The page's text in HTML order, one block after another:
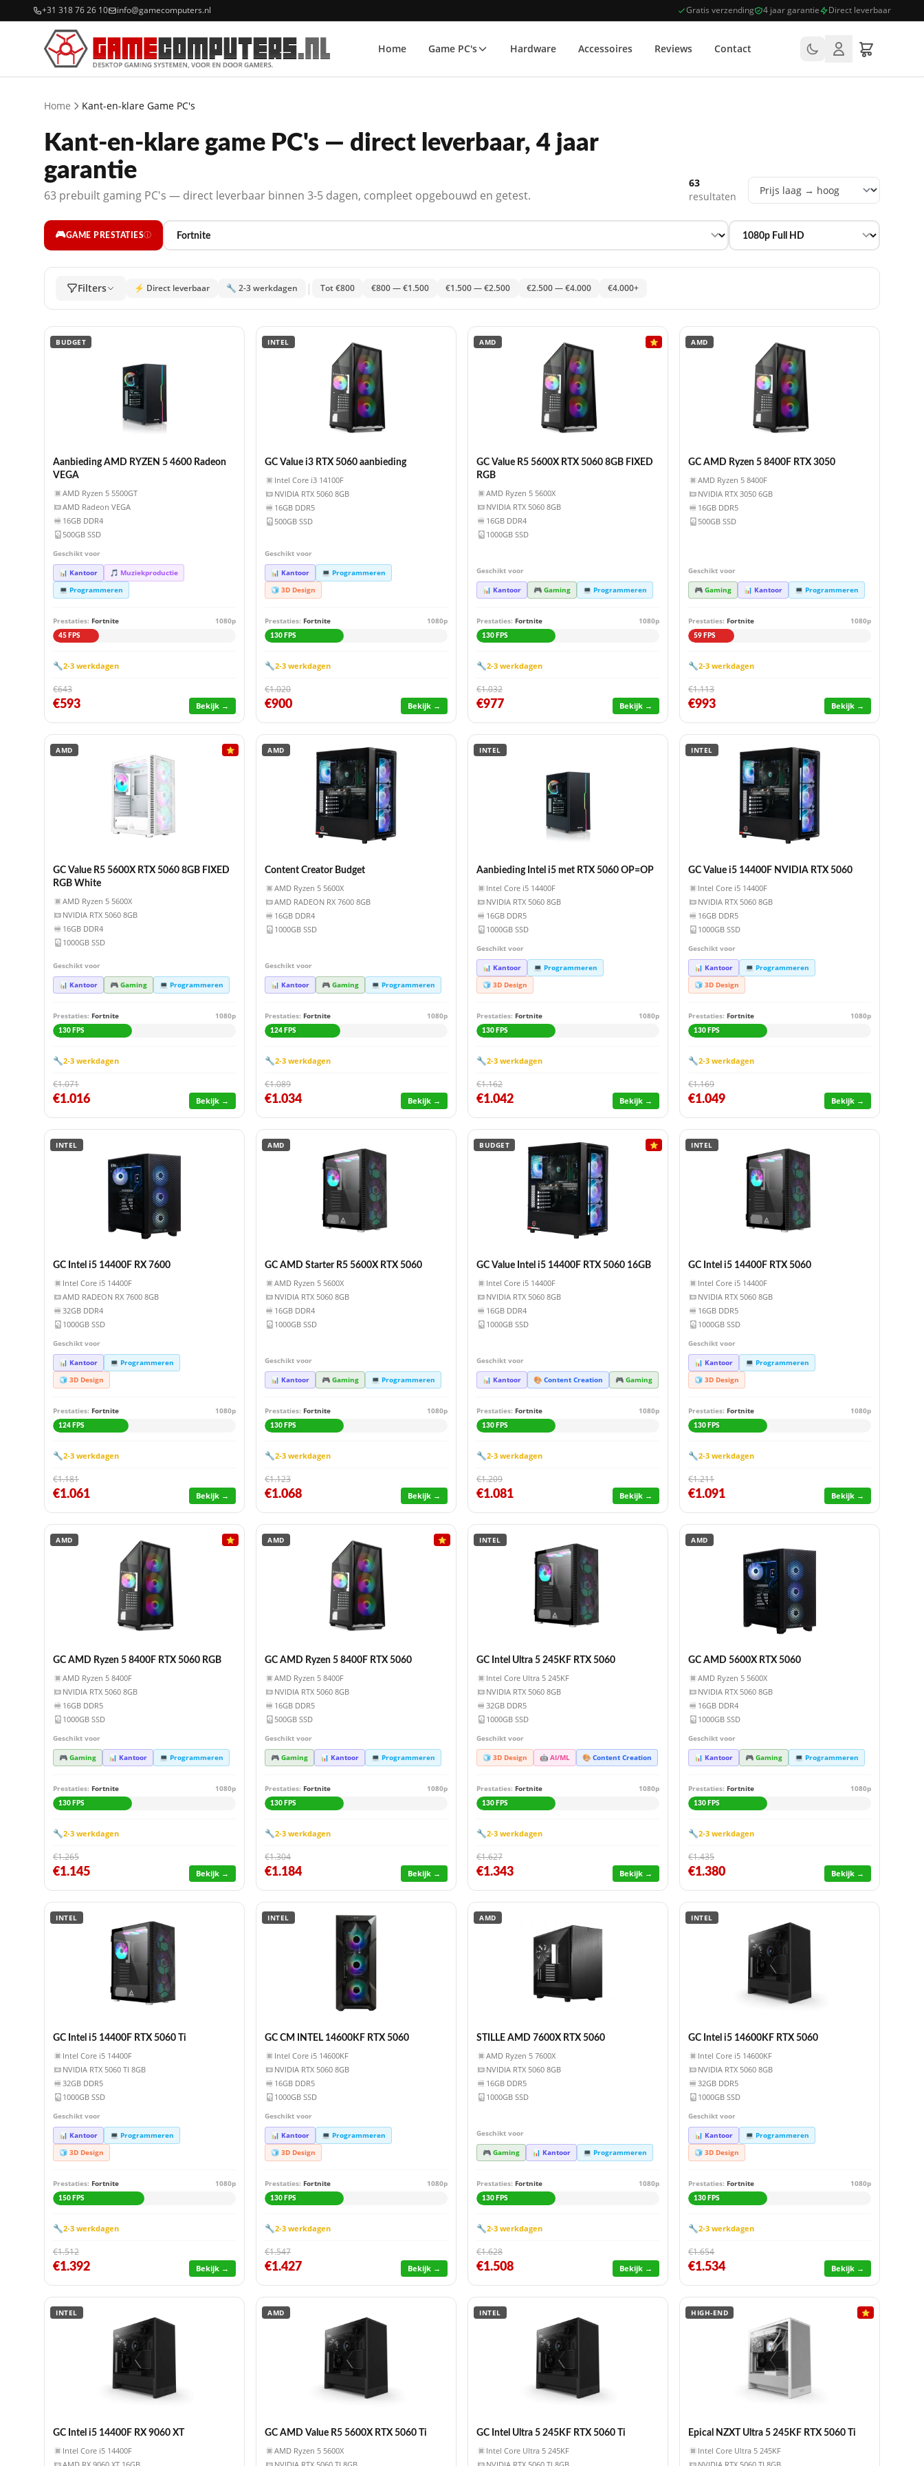
+31 318 76 26 10 info@gamecomputers.nl Gratis verzending 4 jaar garantie Direct leverbaar
Home Game PC's Hardware Accessoires Reviews Contact
Home Kant-en-klare Game PC's
Kant-en-klare game PC's — direct leverbaar, 4 jaar
garantie
63 prebuilt gaming PC's — direct leverbaar binnen 3-5 dagen, compleet opgebouwd en getest.
63
resultaten
🎮GAME PRESTATIESⓘ
Filters ⚡ Direct leverbaar 🔧 2-3 werkdagen | Tot €800 €800 — €1.500 €1.500 — €2.500 €2.500 — €4.000 €4.000+
BUDGET
Aanbieding AMD RYZEN 5 4600 Radeon
VEGA
AMD Ryzen 5 5500GT
AMD Radeon VEGA
16GB DDR4
500GB SSD
Geschikt voor
📊 Kantoor
🎵 Muziekproductie
💻 Programmeren
Prestaties: Fortnite 1080p
45 FPS
🔧2-3 werkdagen
€643
€593 Bekijk →
INTEL
GC Value i3 RTX 5060 aanbieding
Intel Core i3 14100F
NVIDIA RTX 5060 8GB
16GB DDR5
500GB SSD
Geschikt voor
📊 Kantoor
💻 Programmeren
🧊 3D Design
Prestaties: Fortnite 1080p
130 FPS
🔧2-3 werkdagen
€1.020
€900 Bekijk →
AMD ⭐
GC Value R5 5600X RTX 5060 8GB FIXED
RGB
AMD Ryzen 5 5600X
NVIDIA RTX 5060 8GB
16GB DDR4
1000GB SSD
Geschikt voor
📊 Kantoor
🎮 Gaming 💻 Programmeren
Prestaties: Fortnite 1080p
130 FPS
🔧2-3 werkdagen
€1.032
€977 Bekijk →
AMD
GC AMD Ryzen 5 8400F RTX 3050
AMD Ryzen 5 8400F
NVIDIA RTX 3050 6GB
16GB DDR5
500GB SSD
Geschikt voor
🎮 Gaming
📊 Kantoor 💻 Programmeren
Prestaties: Fortnite 1080p
59 FPS
🔧2-3 werkdagen
€1.113
€993 Bekijk →
AMD ⭐
GC Value R5 5600X RTX 5060 8GB FIXED
RGB White
AMD Ryzen 5 5600X
NVIDIA RTX 5060 8GB
16GB DDR4
1000GB SSD
Geschikt voor
📊 Kantoor
🎮 Gaming 💻 Programmeren
Prestaties: Fortnite 1080p
130 FPS
🔧2-3 werkdagen
€1.071
€1.016 Bekijk →
AMD
Content Creator Budget
AMD Ryzen 5 5600X
AMD RADEON RX 7600 8GB
16GB DDR4
1000GB SSD
Geschikt voor
📊 Kantoor
🎮 Gaming 💻 Programmeren
Prestaties: Fortnite 1080p
124 FPS
🔧2-3 werkdagen
€1.089
€1.034 Bekijk →
INTEL
Aanbieding Intel i5 met RTX 5060 OP=OP
Intel Core i5 14400F
NVIDIA RTX 5060 8GB
16GB DDR5
1000GB SSD
Geschikt voor
📊 Kantoor
💻 Programmeren
🧊 3D Design
Prestaties: Fortnite 1080p
130 FPS
🔧2-3 werkdagen
€1.162
€1.042 Bekijk →
INTEL
GC Value i5 14400F NVIDIA RTX 5060
Intel Core i5 14400F
NVIDIA RTX 5060 8GB
16GB DDR5
1000GB SSD
Geschikt voor
📊 Kantoor
💻 Programmeren
🧊 3D Design
Prestaties: Fortnite 1080p
130 FPS
🔧2-3 werkdagen
€1.169
€1.049 Bekijk →
INTEL
GC Intel i5 14400F RX 7600
Intel Core i5 14400F
AMD RADEON RX 7600 8GB
32GB DDR4
1000GB SSD
Geschikt voor
📊 Kantoor
💻 Programmeren
🧊 3D Design
Prestaties: Fortnite 1080p
124 FPS
🔧2-3 werkdagen
€1.181
€1.061 Bekijk →
AMD
GC AMD Starter R5 5600X RTX 5060
AMD Ryzen 5 5600X
NVIDIA RTX 5060 8GB
16GB DDR4
1000GB SSD
Geschikt voor
📊 Kantoor
🎮 Gaming 💻 Programmeren
Prestaties: Fortnite 1080p
130 FPS
🔧2-3 werkdagen
€1.123
€1.068 Bekijk →
BUDGET ⭐
GC Value Intel i5 14400F RTX 5060 16GB
Intel Core i5 14400F
NVIDIA RTX 5060 8GB
16GB DDR4
1000GB SSD
Geschikt voor
📊 Kantoor
🎨 Content Creation 🎮 Gaming
Prestaties: Fortnite 1080p
130 FPS
🔧2-3 werkdagen
€1.209
€1.081 Bekijk →
INTEL
GC Intel i5 14400F RTX 5060
Intel Core i5 14400F
NVIDIA RTX 5060 8GB
16GB DDR5
1000GB SSD
Geschikt voor
📊 Kantoor
💻 Programmeren
🧊 3D Design
Prestaties: Fortnite 1080p
130 FPS
🔧2-3 werkdagen
€1.211
€1.091 Bekijk →
AMD ⭐
GC AMD Ryzen 5 8400F RTX 5060 RGB
AMD Ryzen 5 8400F
NVIDIA RTX 5060 8GB
16GB DDR5
1000GB SSD
Geschikt voor
🎮 Gaming
📊 Kantoor 💻 Programmeren
Prestaties: Fortnite 1080p
130 FPS
🔧2-3 werkdagen
€1.265
€1.145 Bekijk →
AMD ⭐
GC AMD Ryzen 5 8400F RTX 5060
AMD Ryzen 5 8400F
NVIDIA RTX 5060 8GB
16GB DDR5
500GB SSD
Geschikt voor
🎮 Gaming
📊 Kantoor 💻 Programmeren
Prestaties: Fortnite 1080p
130 FPS
🔧2-3 werkdagen
€1.304
€1.184 Bekijk →
INTEL
GC Intel Ultra 5 245KF RTX 5060
Intel Core Ultra 5 245KF
NVIDIA RTX 5060 8GB
32GB DDR5
1000GB SSD
Geschikt voor
🧊 3D Design
🤖 AI/ML 🎨 Content Creation
Prestaties: Fortnite 1080p
130 FPS
🔧2-3 werkdagen
€1.627
€1.343 Bekijk →
AMD
GC AMD 5600X RTX 5060
AMD Ryzen 5 5600X
NVIDIA RTX 5060 8GB
16GB DDR4
1000GB SSD
Geschikt voor
📊 Kantoor
🎮 Gaming 💻 Programmeren
Prestaties: Fortnite 1080p
130 FPS
🔧2-3 werkdagen
€1.435
€1.380 Bekijk →
INTEL
GC Intel i5 14400F RTX 5060 Ti
Intel Core i5 14400F
NVIDIA RTX 5060 TI 8GB
32GB DDR5
1000GB SSD
Geschikt voor
📊 Kantoor
💻 Programmeren
🧊 3D Design
Prestaties: Fortnite 1080p
150 FPS
🔧2-3 werkdagen
€1.512
€1.392 Bekijk →
INTEL
GC CM INTEL 14600KF RTX 5060
Intel Core i5 14600KF
NVIDIA RTX 5060 8GB
16GB DDR5
1000GB SSD
Geschikt voor
📊 Kantoor
💻 Programmeren
🧊 3D Design
Prestaties: Fortnite 1080p
130 FPS
🔧2-3 werkdagen
€1.547
€1.427 Bekijk →
AMD
STILLE AMD 7600X RTX 5060
AMD Ryzen 5 7600X
NVIDIA RTX 5060 8GB
16GB DDR5
1000GB SSD
Geschikt voor
🎮 Gaming
📊 Kantoor 💻 Programmeren
Prestaties: Fortnite 1080p
130 FPS
🔧2-3 werkdagen
€1.628
€1.508 Bekijk →
INTEL
GC Intel i5 14600KF RTX 5060
Intel Core i5 14600KF
NVIDIA RTX 5060 8GB
32GB DDR5
1000GB SSD
Geschikt voor
📊 Kantoor
💻 Programmeren
🧊 3D Design
Prestaties: Fortnite 1080p
130 FPS
🔧2-3 werkdagen
€1.654
€1.534 Bekijk →
INTEL
GC Intel i5 14400F RX 9060 XT
Intel Core i5 14400F
AMD
GC AMD Value R5 5600X RTX 5060 Ti
AMD Ryzen 5 5600X
INTEL
GC Intel Ultra 5 245KF RTX 5060 Ti
Intel Core Ultra 5 245KF
HIGH-END ⭐
Epical NZXT Ultra 5 245KF RTX 5060 Ti
Intel Core Ultra 5 245KF